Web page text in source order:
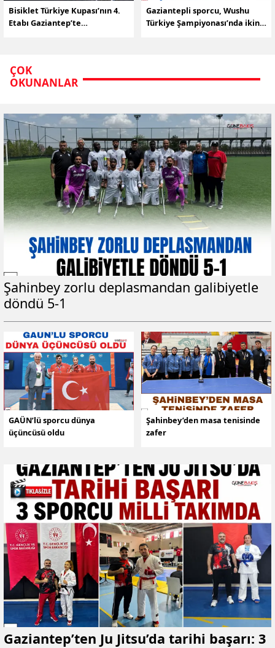
Bisiklet Türkiye Kupası’nın 4.
Etabı Gaziantep’te
Gaziantepli sporcu, Wushu
Türkiye Şampiyonası’nda ikinci
ÇOK
OKUNANLAR
Şahinbey zorlu deplasmandan galibiyetle
döndü 5-1
GAÜN’lü sporcu dünya
üçüncüsü oldu
Şahinbey’den masa tenisinde
zafer
Gaziantep’ten Ju Jitsu’da tarihi başarı: 3